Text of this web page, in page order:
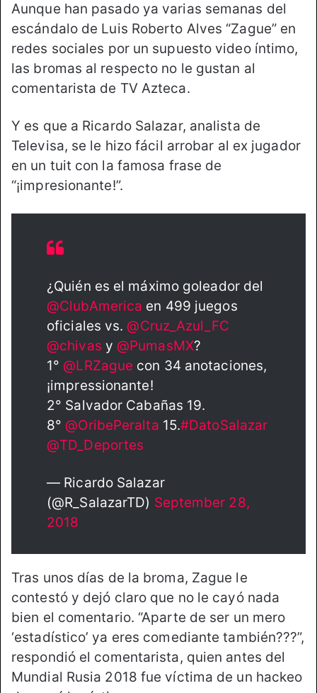
Aunque han pasado ya varias semanas del
escándalo de Luis Roberto Alves “Zague” en
redes sociales por un supuesto video íntimo,
las bromas al respecto no le gustan al
comentarista de TV Azteca.
Y es que a Ricardo Salazar, analista de
Televisa, se le hizo fácil arrobar al ex jugador
en un tuit con la famosa frase de
“¡impresionante!”.
¿Quién es el máximo goleador del
@ClubAmerica en 499 juegos
oficiales vs. @Cruz_Azul_FC
@chivas y @PumasMX?
1° @LRZague con 34 anotaciones,
¡impressionante!
2° Salvador Cabañas 19.
8° @OribePeralta 15.#DatoSalazar
@TD_Deportes
— Ricardo Salazar
(@R_SalazarTD) September 28,
2018
Tras unos días de la broma, Zague le
contestó y dejó claro que no le cayó nada
bien el comentario. “Aparte de ser un mero
‘estadístico’ ya eres comediante también???”,
respondió el comentarista, quien antes del
Mundial Rusia 2018 fue víctima de un hackeo